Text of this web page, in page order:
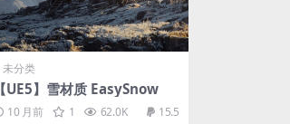
未分类
【UE5】雪材质 EasySnow
10 月前 1 62.0K 15.5